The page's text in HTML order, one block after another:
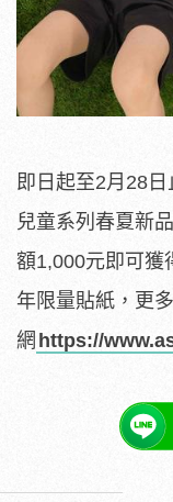
即日起至2月28
兒童系列春夏新
額1,000元即可獲
年限量貼紙，更
網 https://